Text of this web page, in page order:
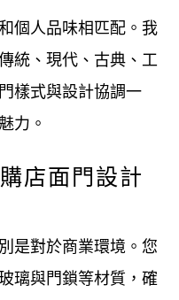
個人品味相匹配。我
統、現代、古典、工
樣式與設計協調一
力。
店面門設計
是對於商業環境。您
璃與門鎖等材質，確